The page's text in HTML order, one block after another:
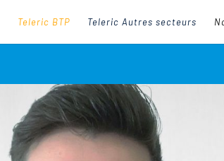
Teleric BTP Teleric Autres secteurs